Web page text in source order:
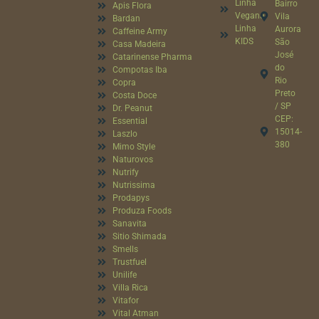
Apis Flora
Bardan
Caffeine Army
Casa Madeira
Catarinense Pharma
Compotas Iba
Copra
Costa Doce
Dr. Peanut
Essential
Laszlo
Mimo Style
Naturovos
Nutrify
Nutrissima
Prodapys
Produza Foods
Sanavita
Sitio Shimada
Smells
Trustfuel
Unilife
Villa Rica
Vitafor
Vital Atman
Linha
Vegana
Linha
KIDS
Bairro
Vila
Aurora
São
José
do
Rio
Preto
/ SP
CEP:
15014-
380